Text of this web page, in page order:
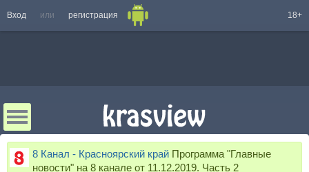
Вход или регистрация 18+
8 Канал - Красноярский край Программа "Главные
новости" на 8 канале от 11.12.2019. Часть 2